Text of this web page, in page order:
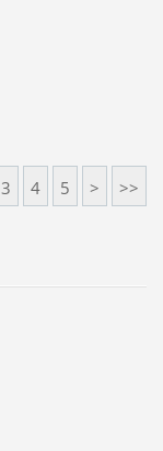
3 4 5 > >>